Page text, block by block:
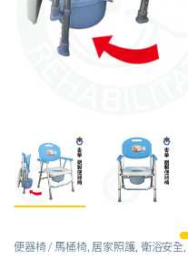
便器椅 / 馬桶椅, 居家照護, 衛浴安全,